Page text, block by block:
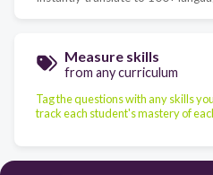
Measure skills
from any curriculum
Tag the questions with any skills
track each student's mastery of